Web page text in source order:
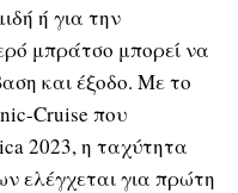
ή για την
μπράτσο μπορεί να
και έξοδο. Με το
Cruise που
2023, η ταχύτητα
ελέγχεται για πρώτη